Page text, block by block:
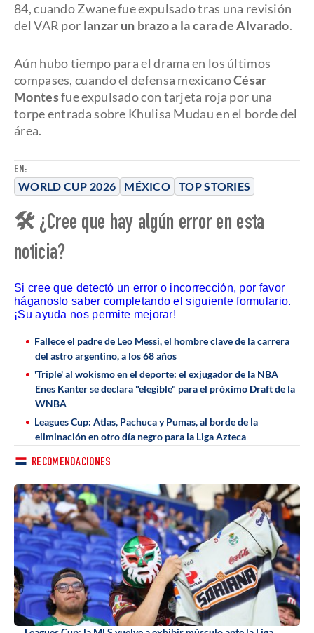
EN:
WORLD CUP 2026 MÉXICO TOP STORIES
84, cuando Zwane fue expulsado tras una revisión
del VAR por lanzar un brazo a la cara de Alvarado.
Aún hubo tiempo para el drama en los últimos
compases, cuando el defensa mexicanoCésar
Montesfue expulsado con tarjeta roja por una
torpe entrada sobre Khulisa Mudau en el borde del
área.
🛠 ¿Cree que hay algún error en esta
noticia?
Si cree que detectó un error o incorrección, por favor
háganoslo saber completando el siguiente formulario.
¡Su ayuda nos permite mejorar!
Fallece el padre de Leo Messi, el hombre clave de la carrera
del astro argentino, a los 68 años
'Triple' al wokismo en el deporte: el exjugador de la NBA
Enes Kanter se declara "elegible" para el próximo Draft de la
WNBA
Leagues Cup: Atlas, Pachuca y Pumas, al borde de la
eliminación en otro día negro para la Liga Azteca
RECOMENDACIONES